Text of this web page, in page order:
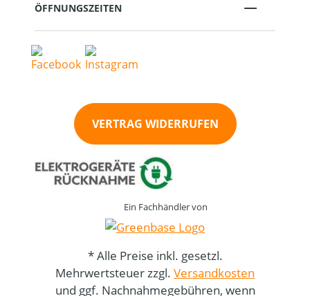
ÖFFNUNGSZEITEN
VERTRAG WIDERRUFEN
Ein Fachhändler von
* Alle Preise inkl. gesetzl.
Mehrwertsteuer zzgl. Versandkosten
und ggf. Nachnahmegebühren, wenn